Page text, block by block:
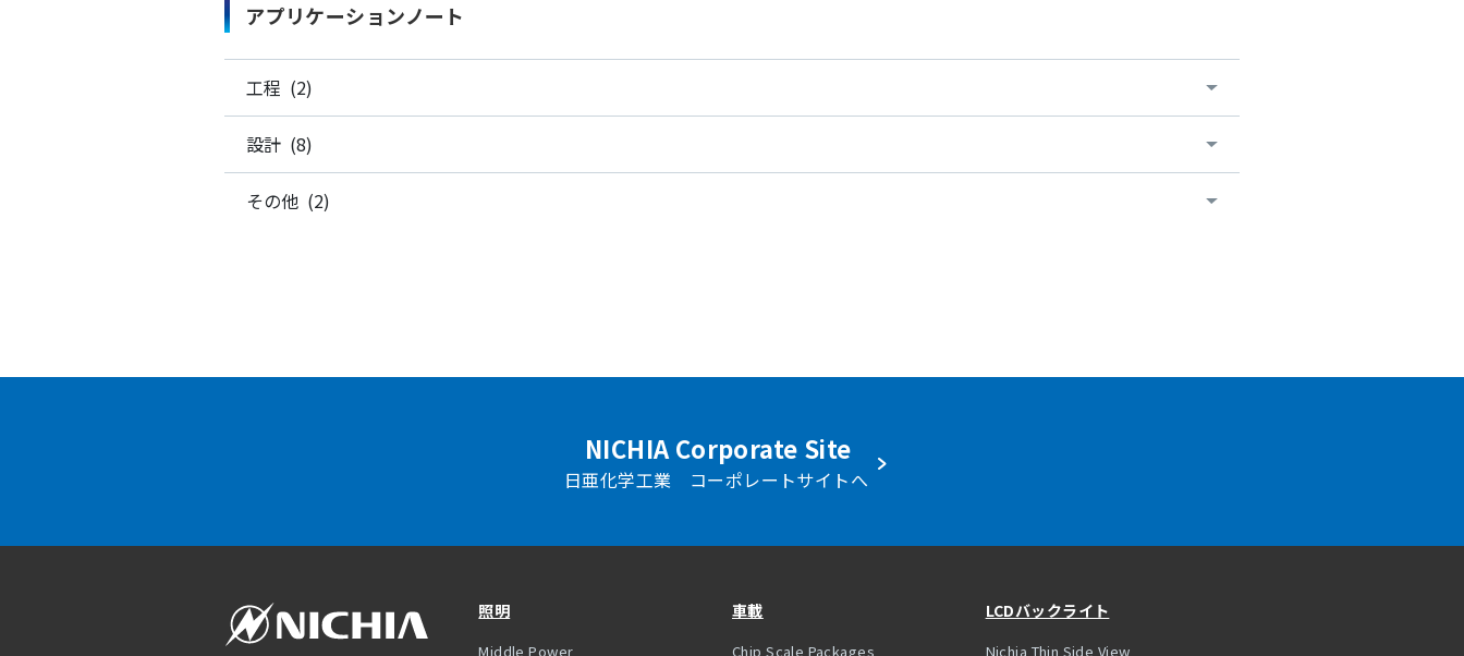
アプリケーションノート
工程 (2)
設計 (8)
その他 (2)
NICHIA Corporate Site
日亜化学工業 コーポレートサイトへ
照明
Middle Power
車載
Chip Scale Packages
LCDバックライト
Nichia Thin Side View